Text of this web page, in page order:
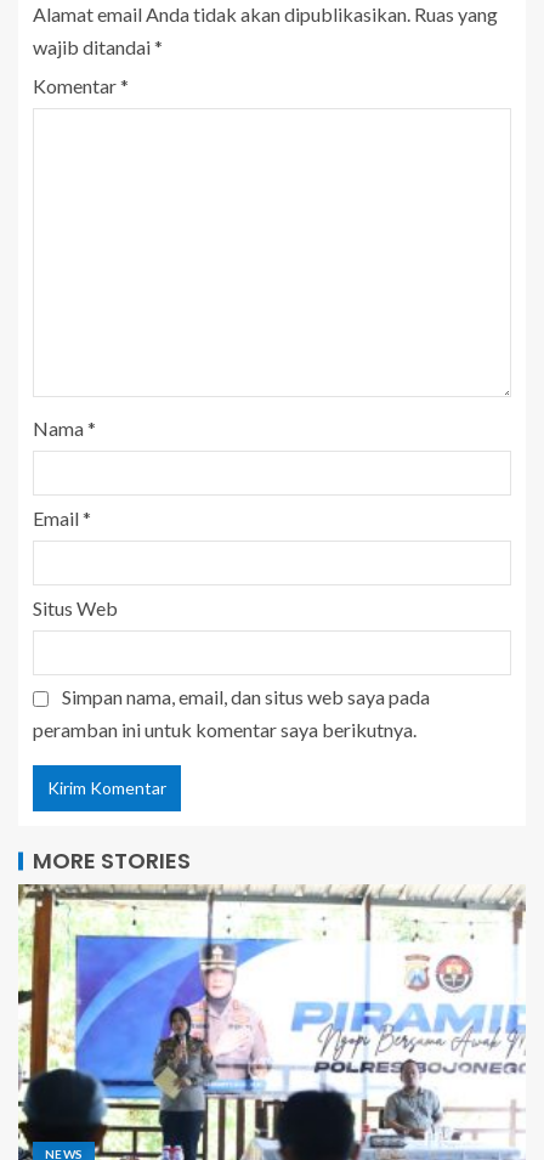
Alamat email Anda tidak akan dipublikasikan. Ruas yang
wajib ditandai*
Komentar*
Nama*
Email*
Situs Web
Simpan nama, email, dan situs web saya pada
peramban ini untuk komentar saya berikutnya.
MORE STORIES
NEWS